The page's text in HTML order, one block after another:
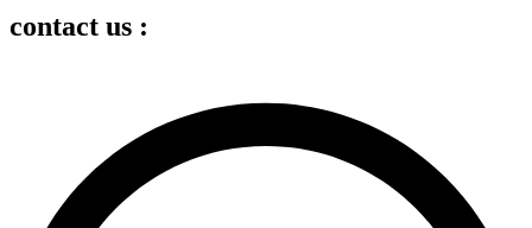
contact us :